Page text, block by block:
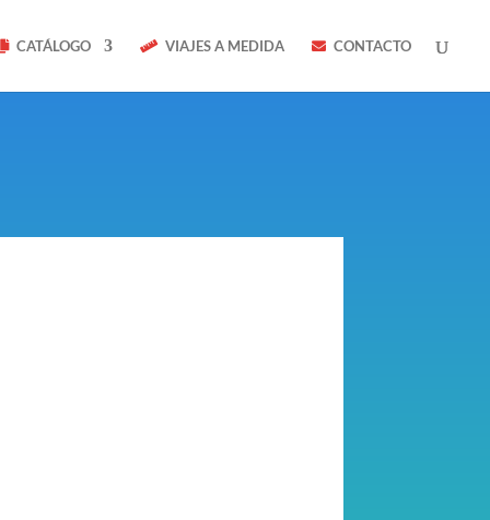
CATÁLOGO VIAJES A MEDIDA CONTACTO